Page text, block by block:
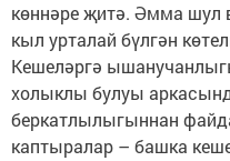
көннәре җитә. Әмма шул
кыл урталай бүлгән
Кешеләргә
холыклы булуы
беркатлылыгыннан
каптыралар – башка